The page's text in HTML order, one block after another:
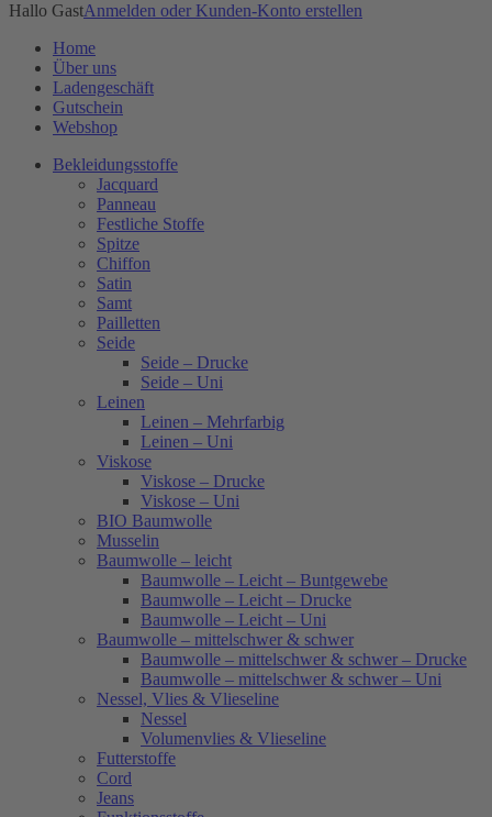
Hallo GastAnmelden oder Kunden-Konto erstellen
Home
Über uns
Ladengeschäft
Gutschein
Webshop
Bekleidungsstoffe
Jacquard
Panneau
Festliche Stoffe
Spitze
Chiffon
Satin
Samt
Pailletten
Seide
Seide – Drucke
Seide – Uni
Leinen
Leinen – Mehrfarbig
Leinen – Uni
Viskose
Viskose – Drucke
Viskose – Uni
BIO Baumwolle
Musselin
Baumwolle – leicht
Baumwolle – Leicht – Buntgewebe
Baumwolle – Leicht – Drucke
Baumwolle – Leicht – Uni
Baumwolle – mittelschwer & schwer
Baumwolle – mittelschwer & schwer – Drucke
Baumwolle – mittelschwer & schwer – Uni
Nessel, Vlies & Vlieseline
Nessel
Volumenvlies & Vlieseline
Futterstoffe
Cord
Jeans